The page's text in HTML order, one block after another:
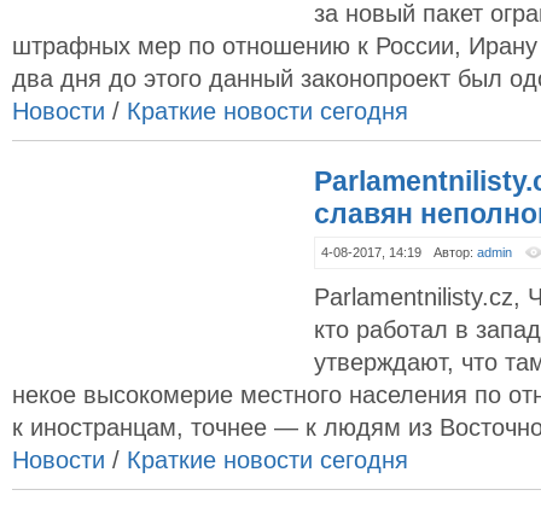
за новый пакет
штрафных мер по отношению к России,
два дня до этого данный законопроект был
Новости / Краткие новости сегодня
славян
4-08-2017, 14:19 Автор: admin
Parlamentnilisty.cz,
кто работал в
утверждают, что
некое высокомерие местного населения по
к иностранцам, точнее — к людям из
Новости / Краткие новости сегодня